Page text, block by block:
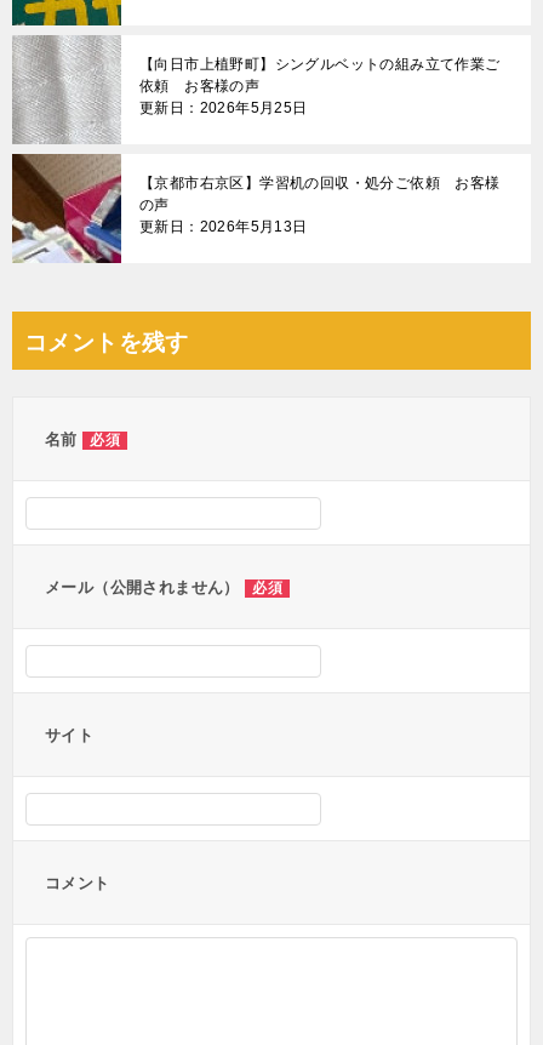
【向日市上植野町】シングルベットの組み立て作業ご
依頼 お客様の声
更新日：2026年5月25日
【京都市右京区】学習机の回収・処分ご依頼 お客様
の声
更新日：2026年5月13日
コメントを残す
名前 必須
メール（公開されません） 必須
サイト
コメント